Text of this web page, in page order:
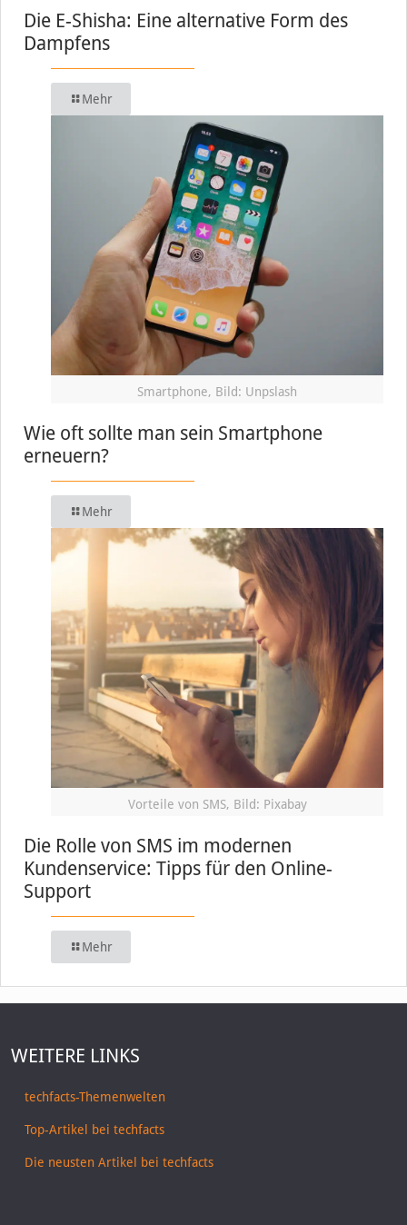
Die E-Shisha: Eine alternative Form des
Dampfens
Mehr
Smartphone, Bild: Unpslash
Wie oft sollte man sein Smartphone
erneuern?
Mehr
Vorteile von SMS, Bild: Pixabay
Die Rolle von SMS im modernen
Kundenservice: Tipps für den Online-
Support
Mehr
WEITERE LINKS
techfacts-Themenwelten
Top-Artikel bei techfacts
Die neusten Artikel bei techfacts